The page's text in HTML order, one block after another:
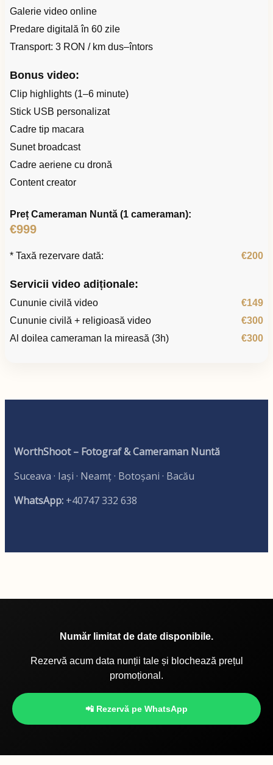
Galerie video online
Predare digitală în 60 zile
Transport: 3 RON / km dus–întors
Bonus video:
Clip highlights (1–6 minute)
Stick USB personalizat
Cadre tip macara
Sunet broadcast
Cadre aeriene cu dronă
Content creator
Preț Cameraman Nuntă (1 cameraman):
€999
* Taxă rezervare dată: €200
Servicii video adiționale:
Cununie civilă video
€149
Cununie civilă + religioasă video
€300
Al doilea cameraman la mireasă (3h)
€300
WorthShoot – Fotograf & Cameraman Nuntă
Suceava · Iași · Neamț · Botoșani · Bacău
WhatsApp: +40747 332 638
Număr limitat de date disponibile.
Rezervă acum data nunții tale și blochează prețul
promoțional.
📲 Rezervă pe WhatsApp